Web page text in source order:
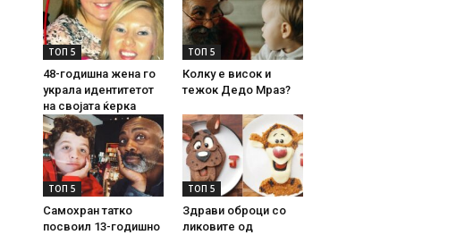
ТОП 5
48-годишна жена го
украла идентитетот
на својата ќерка
ТОП 5
Колку е висок и
тежок Дедо Мраз?
ТОП 5
Самохран татко
посвоил 13-годишно
ТОП 5
Здрави оброци со
ликовите од